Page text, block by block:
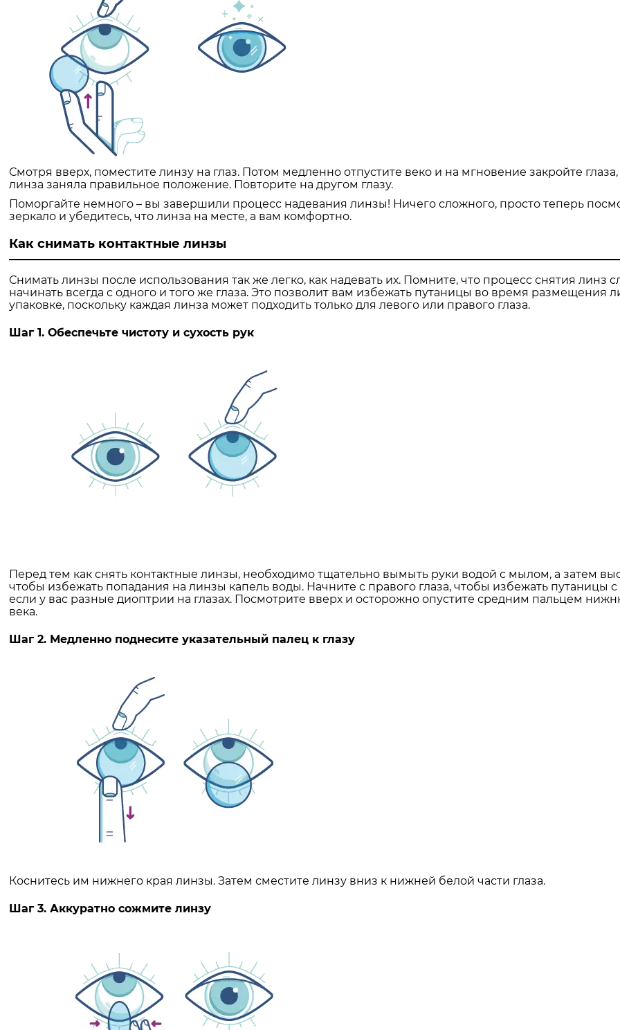
Смотря вверх, поместите линзу на глаз. Потом медленно отпустите веко и на мгновение закройте
линза заняла правильное положение. Повторите на другом глазу.
Поморгайте немного – вы завершили процесс надевания линзы! Ничего сложного, просто теперь
зеркало и убедитесь, что линза на месте, а вам комфортно.
Как снимать контактные линзы
Снимать линзы после использования так же легко, как надевать их. Помните, что процесс снятия линз
начинать всегда с одного и того же глаза. Это позволит вам избежать путаницы во время размещения
упаковке, поскольку каждая линза может подходить только для левого или правого глаза.
Шаг 1. Обеспечьте чистоту и сухость рук
Перед тем как снять контактные линзы, необходимо тщательно вымыть руки водой с мылом, а затем
чтобы избежать попадания на линзы капель воды. Начните с правого глаза, чтобы избежать путаницы
если у вас разные диоптрии на глазах. Посмотрите вверх и осторожно опустите средним пальцем
века.
Шаг 2. Медленно поднесите указательный палец к глазу
Коснитесь им нижнего края линзы. Затем сместите линзу вниз к нижней белой части глаза.
Шаг 3. Аккуратно сожмите линзу